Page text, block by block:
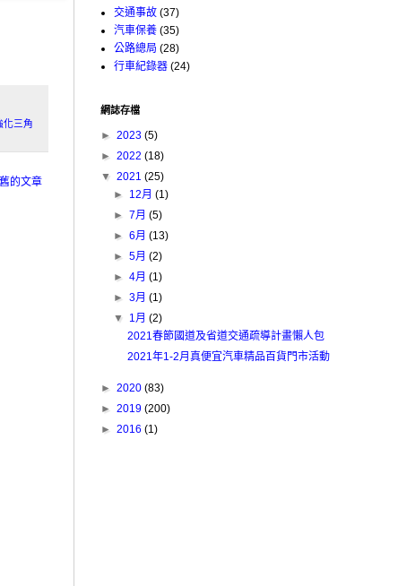
化三角
的文章
交通事故 (37)
汽車保養 (35)
公路總局 (28)
行車紀錄器 (24)
網誌存檔
► 2023 (5)
► 2022 (18)
▼ 2021 (25)
► 12月(1)
►7月(5)
►6月(13)
►5月(2)
►4月(1)
►3月(1)
▼ 1月(2)
2021春節國道及省道交通疏導計畫懶人包
2021年1-2月真便宜汽車精品百貨門市活動
► 2020 (83)
► 2019 (200)
► 2016 (1)